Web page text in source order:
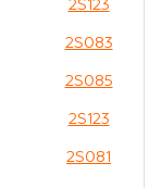
2S123
2S083
2S085
2S123
2S081